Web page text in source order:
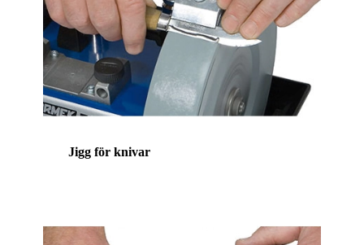
Jigg för knivar